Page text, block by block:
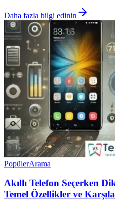
Daha fazla bilgi edinin
PopülerArama
Akıllı Telefon Seçerken
Temel Özellikler ve